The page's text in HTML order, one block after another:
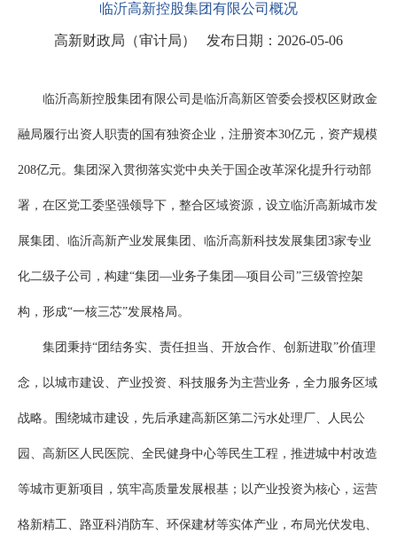
临沂高新控股集团有限公司概况
高新财政局（审计局） 发布日期：2026-05-06
临沂高新控股集团有限公司是临沂高新区管委会授权区财政金
融局履行出资人职责的国有独资企业，注册资本30亿元，资产规模
208亿元。集团深入贯彻落实党中央关于国企改革深化提升行动部
署，在区党工委坚强领导下，整合区域资源，设立临沂高新城市发
展集团、临沂高新产业发展集团、临沂高新科技发展集团3家专业
化二级子公司，构建“集团—业务子集团—项目公司”三级管控架
构，形成“一核三芯”发展格局。
集团秉持“团结务实、责任担当、开放合作、创新进取”价值理
念，以城市建设、产业投资、科技服务为主营业务，全力服务区域
战略。围绕城市建设，先后承建高新区第二污水处理厂、人民公
园、高新区人民医院、全民健身中心等民生工程，推进城中村改造
等城市更新项目，筑牢高质量发展根基；以产业投资为核心，运营
格新精工、路亚科消防车、环保建材等实体产业，布局光伏发电、